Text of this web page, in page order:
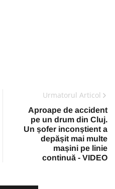
Urmatorul Articol
Aproape de accident
pe un drum din Cluj.
Un șofer inconștient a
depășit mai multe
mașini pe linie
continuă - VIDEO